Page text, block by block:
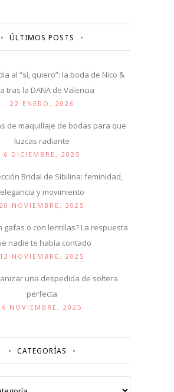
ÚLTIMOS POSTS
al “sí, quiero”: la boda de Nico &
tras la DANA de Valencia
22 ENERO, 2026
de maquillaje de bodas para que
luzcas radiante
6 DICIEMBRE, 2025
Bridal de Sibilina: feminidad,
elegancia y movimiento
20 NOVIEMBRE, 2025
gafas o con lentillas? La respuesta
nadie te había contado
13 NOVIEMBRE, 2025
una despedida de soltera
perfecta
6 NOVIEMBRE, 2025
CATEGORÍAS